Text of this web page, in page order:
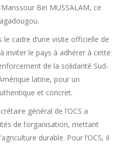
Bin MUSSALAM, ce
cadre d’une visite officielle de
inviter le pays à adhérer à cette
de la solidarité Sud-
latine, pour un
et concret.
général de l’OCS a
de l’organisation, mettant
durable. Pour l’OCS, il